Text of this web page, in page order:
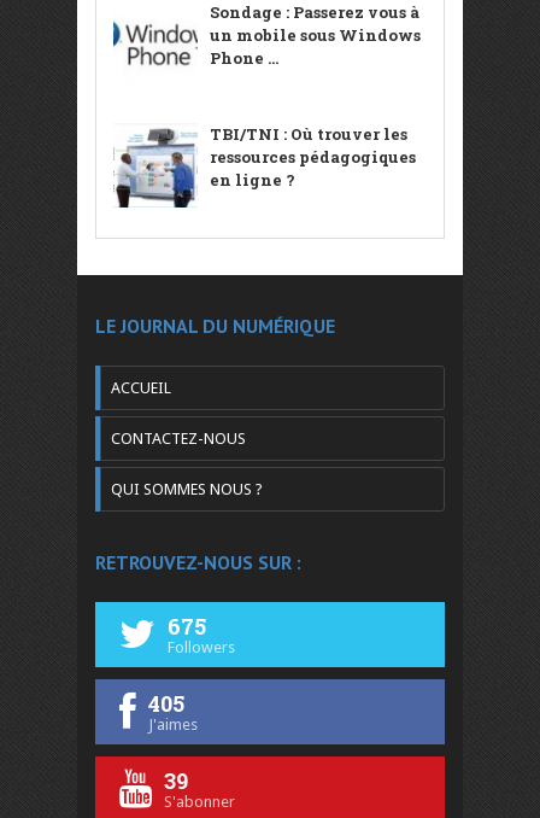
Sondage : Passerez vous à
un mobile sous Windows
Phone ...
TBI/TNI : Où trouver les
ressources pédagogiques
en ligne ?
LE JOURNAL DU NUMÉRIQUE
ACCUEIL
CONTACTEZ-NOUS
QUI SOMMES NOUS ?
RETROUVEZ-NOUS SUR :
675
Followers
405
J'aimes
39
S'abonner